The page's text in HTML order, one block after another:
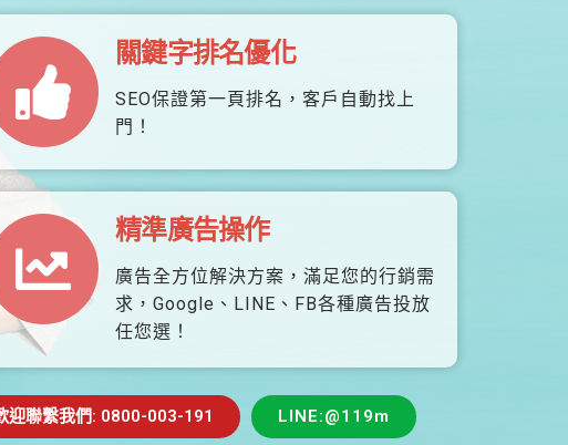
關鍵字排名優化
SEO保證第一頁排名，客戶自動找上
門！
精準廣告操作
廣告全方位解決方案，滿足您的行銷需
求，Google、LINE、FB各種廣告投放
任您選！
迎聯繫我們: 0800-003-191 LINE:@119m